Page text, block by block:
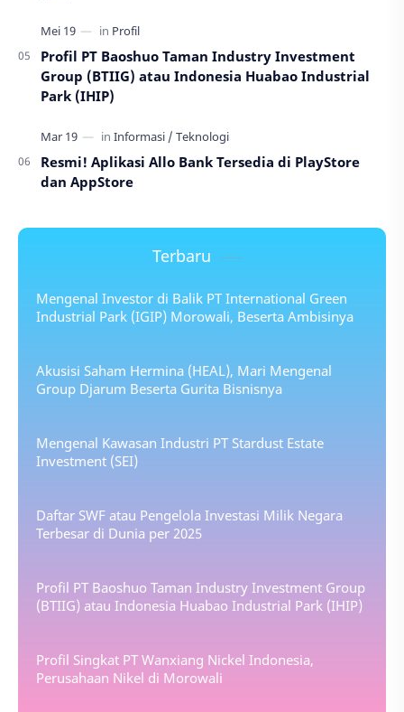
Profil PT Baoshuo Taman Industry Investment
Group (BTIIG) atau Indonesia Huabao Industrial
Park (IHIP)
Resmi! Aplikasi Allo Bank Tersedia di PlayStore
dan AppStore
Terbaru
Mengenal Investor di Balik PT International Green
Industrial Park (IGIP) Morowali, Beserta Ambisinya
Akusisi Saham Hermina (HEAL), Mari Mengenal
Group Djarum Beserta Gurita Bisnisnya
Mengenal Kawasan Industri PT Stardust Estate
Investment (SEI)
Daftar SWF atau Pengelola Investasi Milik Negara
Terbesar di Dunia per 2025
Profil PT Baoshuo Taman Industry Investment Group
(BTIIG) atau Indonesia Huabao Industrial Park (IHIP)
Profil Singkat PT Wanxiang Nickel Indonesia,
Perusahaan Nikel di Morowali